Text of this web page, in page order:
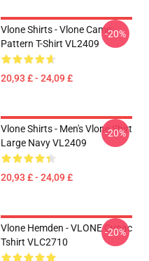
Vlone Shirts - Vlone Camo
Pattern T-Shirt VL2409
20,93 £ - 24,09 £
-20%
Vlone Shirts - Men's Vlone Shirt
Large Navy VL2409
20,93 £ - 24,09 £
-20%
Vlone Hemden - VLONE Cupac
Tshirt VLC2710
-20%